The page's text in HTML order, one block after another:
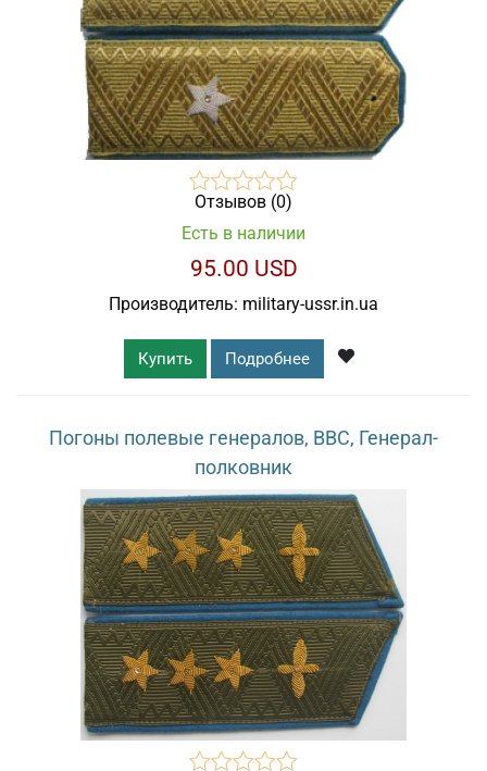
Отзывов (0)
Есть в наличии
95.00 USD
Производитель: military-ussr.in.ua
Купить Подробнее
Погоны полевые генералов, ВВС, Генерал-
полковник